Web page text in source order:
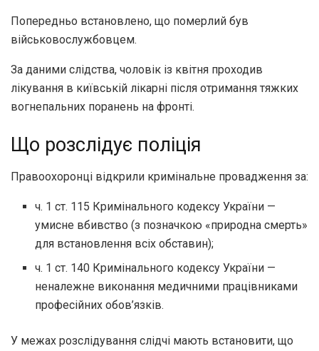
Попередньо встановлено, що померлий був
військовослужбовцем.
За даними слідства, чоловік із квітня проходив
лікування в київській лікарні після отримання тяжких
вогнепальних поранень на фронті.
Що розслідує поліція
Правоохоронці відкрили кримінальне провадження за:
ч. 1 ст. 115 Кримінального кодексу України —
умисне вбивство (з позначкою «природна смерть»
для встановлення всіх обставин);
ч. 1 ст. 140 Кримінального кодексу України —
неналежне виконання медичними працівниками
професійних обов’язків.
У межах розслідування слідчі мають встановити, що